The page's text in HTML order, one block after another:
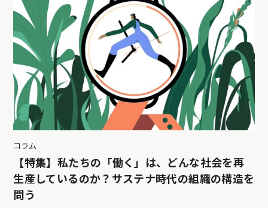
コラム
【特集】私たちの「働く」は、どんな社会を再
生産しているのか？サステナ時代の組織の構造を
問う